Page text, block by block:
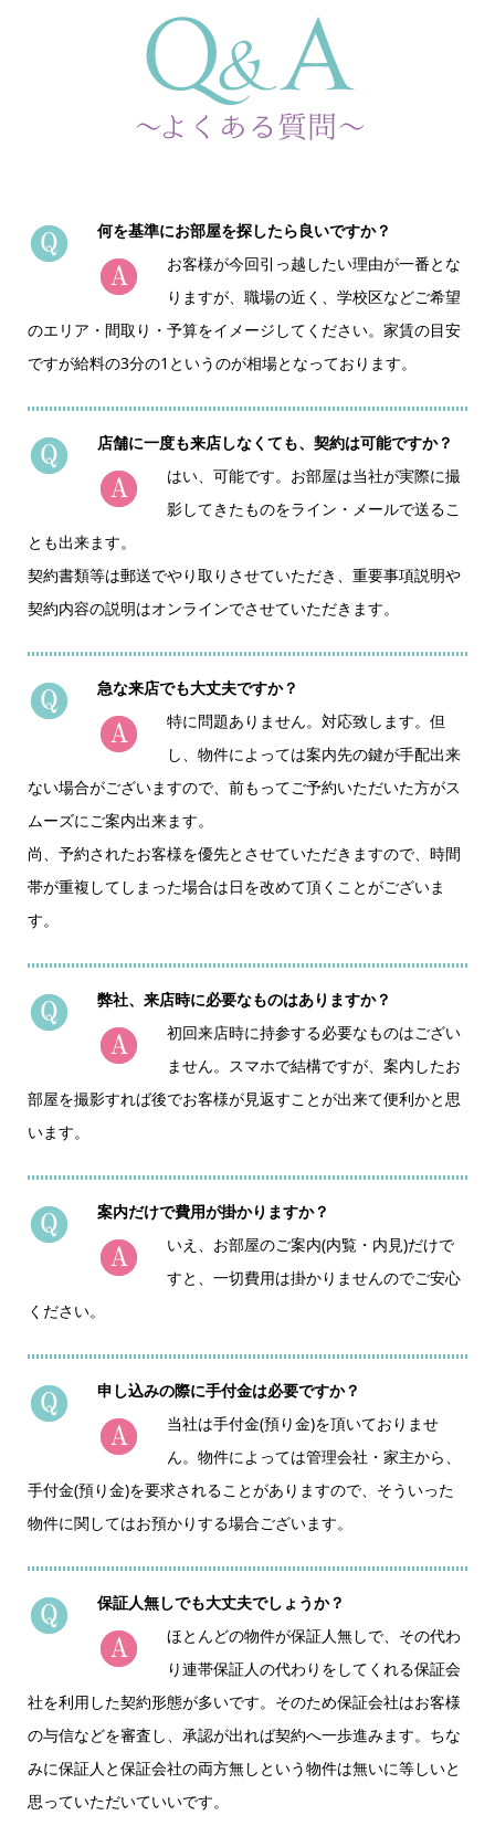
何を基準にお部屋を探したら良いですか？
お客様が今回引っ越したい理由が一番とな
りますが、職場の近く、学校区などご希望
のエリア・間取り・予算をイメージしてください。家賃の目安
ですが給料の3分の1というのが相場となっております。
店舗に一度も来店しなくても、契約は可能ですか？
はい、可能です。お部屋は当社が実際に撮
影してきたものをライン・メールで送るこ
とも出来ます。
契約書類等は郵送でやり取りさせていただき、重要事項説明や
契約内容の説明はオンラインでさせていただきます。
急な来店でも大丈夫ですか？
特に問題ありません。対応致します。但
し、物件によっては案内先の鍵が手配出来
ない場合がございますので、前もってご予約いただいた方がス
ムーズにご案内出来ます。
尚、予約されたお客様を優先とさせていただきますので、時間
帯が重複してしまった場合は日を改めて頂くことがございま
す。
弊社、来店時に必要なものはありますか？
初回来店時に持参する必要なものはござい
ません。スマホで結構ですが、案内したお
部屋を撮影すれば後でお客様が見返すことが出来て便利かと思
います。
案内だけで費用が掛かりますか？
いえ、お部屋のご案内(内覧・内見)だけで
すと、一切費用は掛かりませんのでご安心
ください。
申し込みの際に手付金は必要ですか？
当社は手付金(預り金)を頂いておりませ
ん。物件によっては管理会社・家主から、
手付金(預り金)を要求されることがありますので、そういった
物件に関してはお預かりする場合ございます。
保証人無しでも大丈夫でしょうか？
ほとんどの物件が保証人無しで、その代わ
り連帯保証人の代わりをしてくれる保証会
社を利用した契約形態が多いです。そのため保証会社はお客様
の与信などを審査し、承認が出れば契約へ一歩進みます。ちな
みに保証人と保証会社の両方無しという物件は無いに等しいと
思っていただいていいです。